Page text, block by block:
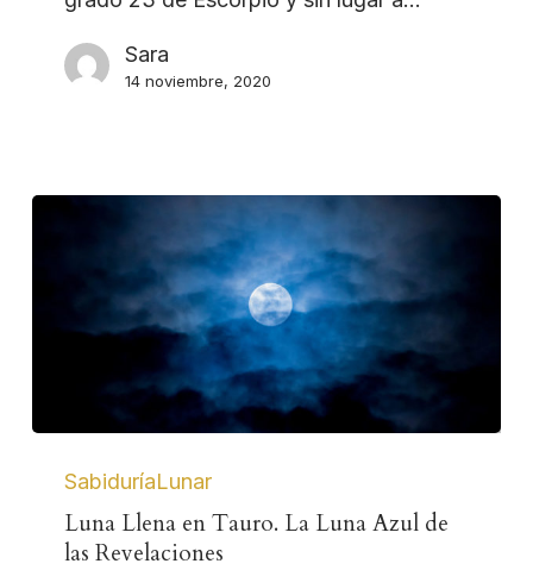
Sara
14 noviembre, 2020
SabiduríaLunar
Luna Llena en Tauro. La Luna Azul de
las Revelaciones